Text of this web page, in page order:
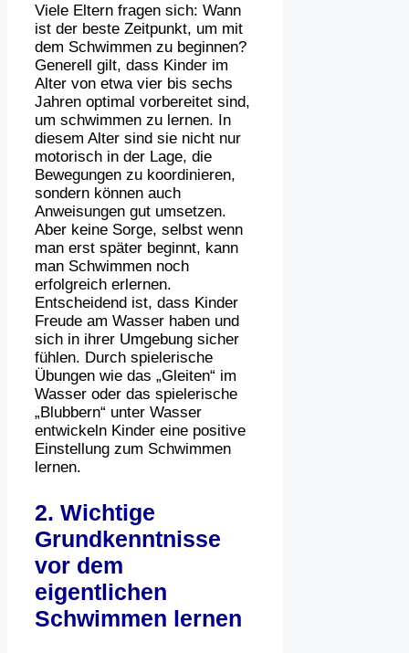
Viele Eltern fragen sich: Wann
ist der beste Zeitpunkt, um mit
dem Schwimmen zu beginnen?
Generell gilt, dass Kinder im
Alter von etwa vier bis sechs
Jahren optimal vorbereitet sind,
um schwimmen zu lernen. In
diesem Alter sind sie nicht nur
motorisch in der Lage, die
Bewegungen zu koordinieren,
sondern können auch
Anweisungen gut umsetzen.
Aber keine Sorge, selbst wenn
man erst später beginnt, kann
man Schwimmen noch
erfolgreich erlernen.
Entscheidend ist, dass Kinder
Freude am Wasser haben und
sich in ihrer Umgebung sicher
fühlen. Durch spielerische
Übungen wie das „Gleiten“ im
Wasser oder das spielerische
„Blubbern“ unter Wasser
entwickeln Kinder eine positive
Einstellung zum Schwimmen
lernen.
2. Wichtige
Grundkenntnisse
vor dem
eigentlichen
Schwimmen lernen